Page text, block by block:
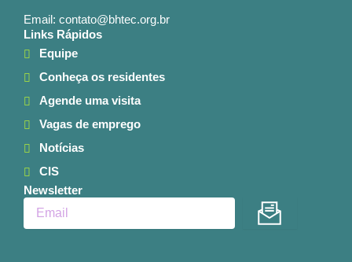
Email: contato@bhtec.org.br
Links Rápidos
Equipe
Conheça os residentes
Agende uma visita
Vagas de emprego
Notícias
CIS
Newsletter
Enviar